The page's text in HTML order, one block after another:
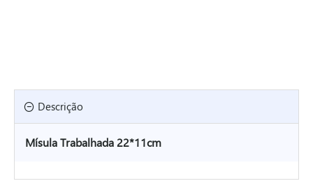
Descrição
Mísula Trabalhada 22*11cm